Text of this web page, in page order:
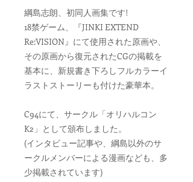
綱島志朗、初同人画集です!
18禁ゲーム、『JINKI EXTEND
Re:VISION』にて使用された原画や、
その原画から復元されたCGの掲載を
基本に、新規書き下ろしフルカラーイ
ラストストーリーも付けた豪華本。
C94にて、サークル「オリハルコン
K2」として頒布しました。
(インタビュー記事や、綱島以外のサ
ークルメンバーによる漫画なども、多
少掲載されています)